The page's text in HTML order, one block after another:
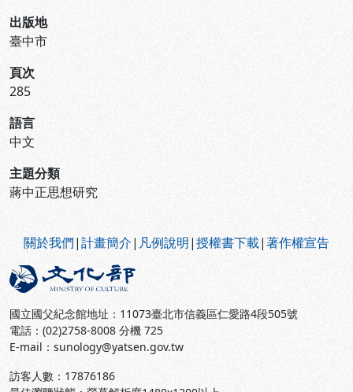
出版地
臺中市
頁次
285
語言
中文
主題分類
蔣中正思想研究
關於我們|計畫簡介| 凡例說明|授權書下載|著作權宣告
國立國父紀念館地址：11073臺北市信義區仁愛路4段505號
電話：(02)2758-8008 分機 725
E-mail：sunology@yatsen.gov.tw
訪客人數： 17876186